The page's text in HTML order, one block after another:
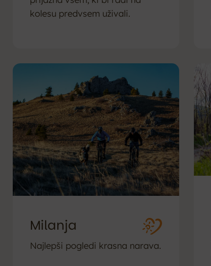
kolesu predvsem uživali.
Milanja
Najlepši pogledi krasna narava.